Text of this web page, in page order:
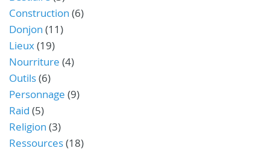
Construction (6)
Donjon (11)
Lieux(19)
Nourriture (4)
Outils(6)
Personnage (9)
Raid (5)
Religion (3)
Ressources(18)